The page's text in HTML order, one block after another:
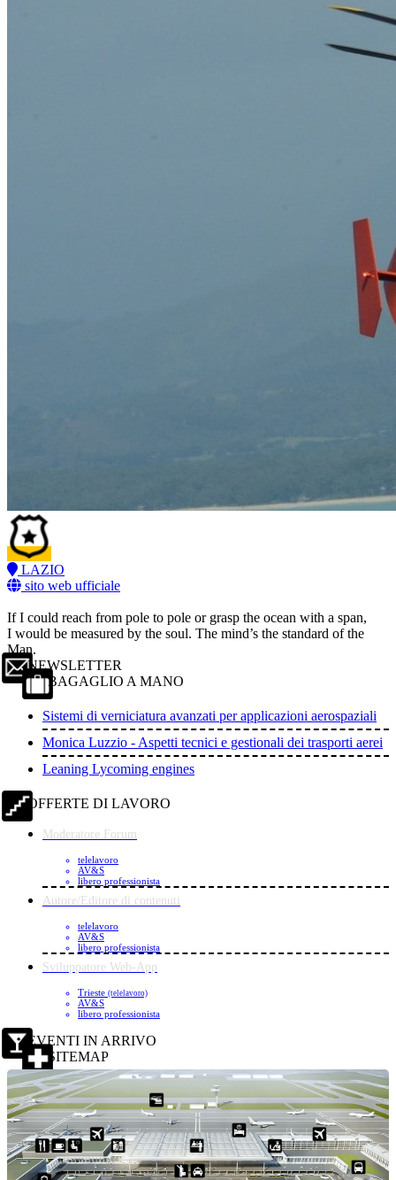
LAZIO
sito web ufficiale
If I could reach from pole to pole or grasp the ocean with a span,
I would be measured by the soul. The mind’s the standard of the
Man.
NEWSLETTER
BAGAGLIO A MANO
Sistemi di verniciatura avanzati per applicazioni aerospaziali
Monica Luzzio - Aspetti tecnici e gestionali dei trasporti aerei
Leaning Lycoming engines
OFFERTE DI LAVORO
Moderatore Forum
telelavoro
AV&S
libero professionista
Autore/Editore di contenuti
telelavoro
AV&S
libero professionista
Sviluppatore Web-App
Trieste (telelavoro)
AV&S
libero professionista
EVENTI IN ARRIVO
SITEMAP